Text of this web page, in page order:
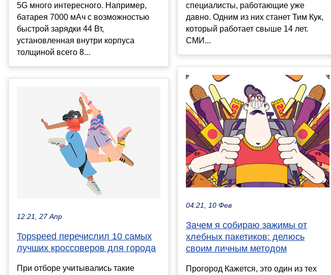
5G много интересного. Например,
батарея 7000 мАч с возможностью
быстрой зарядки 44 Вт,
установленная внутри корпуса
толщиной всего 8...
12:21, 27 Апр
Topspeed перечислил 10 самых
лучших кроссоверов для города
При отборе учитывались такие
специалисты, работающие уже
давно. Одним из них станет Тим Кук,
который работает свыше 14 лет.
СМИ...
04:21, 10 Фев
Зачем я собираю зажимы от
хлебных пакетиков: делюсь
своим личным методом
Прогород Кажется, это один из тех